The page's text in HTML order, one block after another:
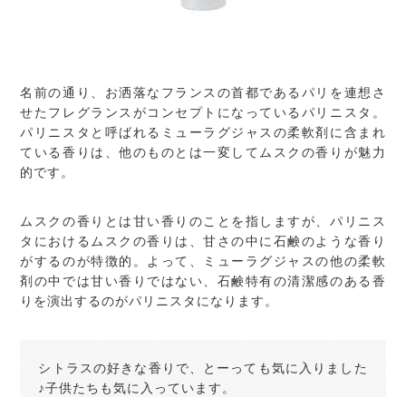
名前の通り、お洒落なフランスの首都であるパリを連想さ
せたフレグランスがコンセプトになっているパリニスタ。
パリニスタと呼ばれるミューラグジャスの柔軟剤に含まれ
ている香りは、他のものとは一変してムスクの香りが魅力
的です。
ムスクの香りとは甘い香りのことを指しますが、パリニス
タにおけるムスクの香りは、甘さの中に石鹸のような香り
がするのが特徴的。よって、ミューラグジャスの他の柔軟
剤の中では甘い香りではない、石鹸特有の清潔感のある香
りを演出するのがパリニスタになります。
シトラスの好きな香りで、とーっても気に入りました
♪子供たちも気に入っています。